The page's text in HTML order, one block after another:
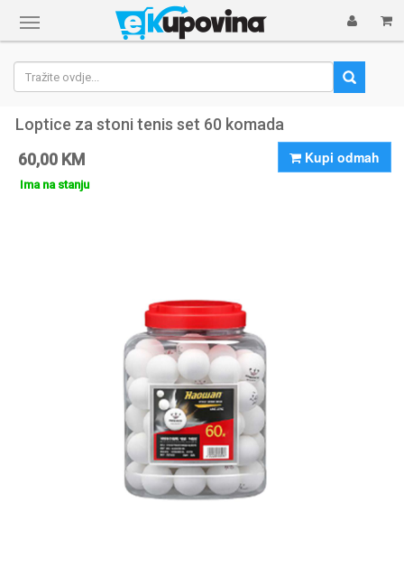
Prikaži
navigaciju
Loptice za stoni tenis set 60 komada
60,00 KM
Kupi odmah
Ima na stanju